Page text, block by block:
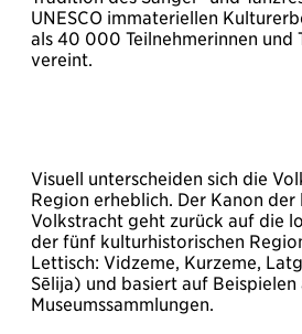
UNESCO immateriellen
als 40 000 Teilnehmerinnen und
vereint.
Visuell unterscheiden sich die
Region erheblich. Der Kanon der
Volkstracht geht zurück auf die
der fünf kulturhistorischen
Lettisch: Vidzeme, Kurzeme,
Sēlija) und basiert auf Beispielen
Museumssammlungen.